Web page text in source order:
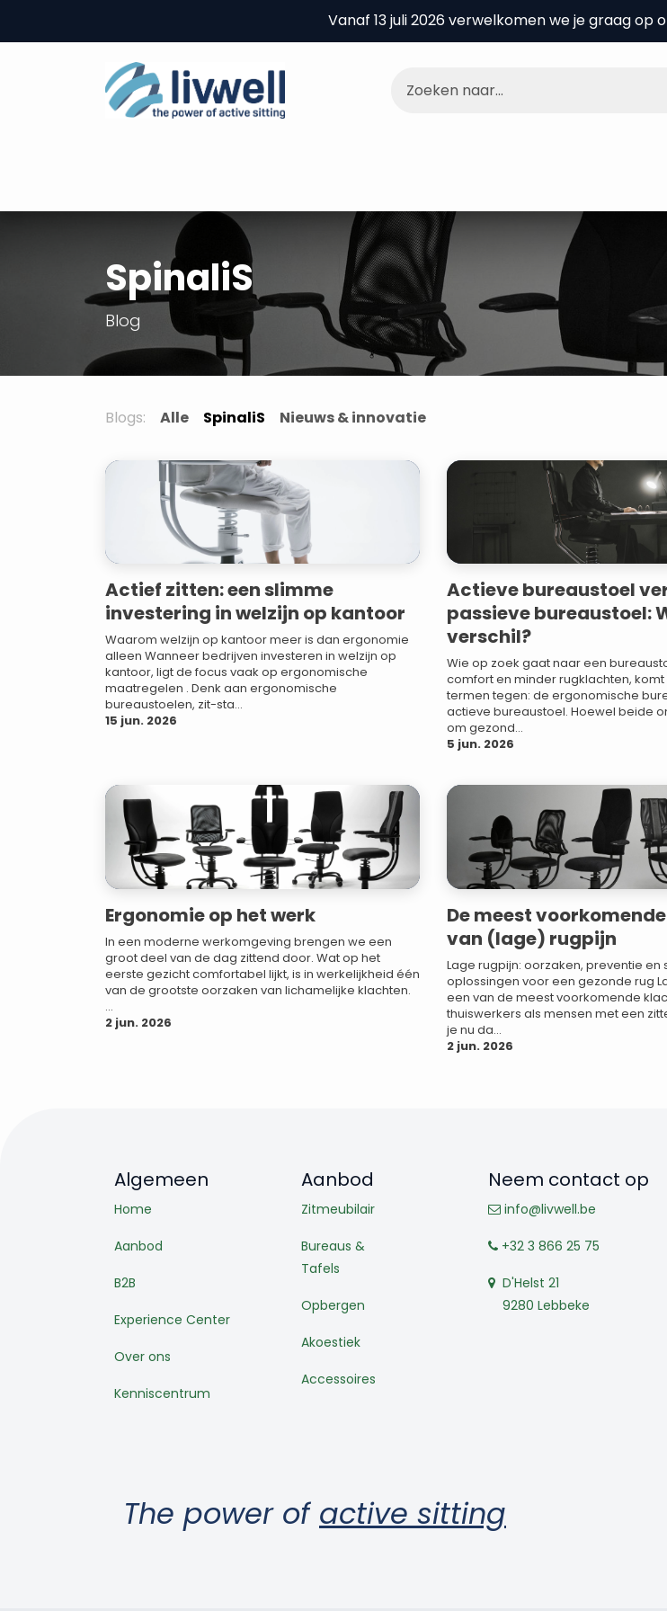
Vanaf 13 juli 2026 verwelkomen we je graag op
SpinaliS
Blog
Blogs: Alle SpinaliS Nieuws & innovatie
Actief zitten: een slimme
investering in welzijn op kantoor
Waarom welzijn op kantoor meer is dan ergonomie
alleen Wanneer bedrijven investeren in welzijn op
kantoor, ligt de focus vaak op ergonomische
maatregelen . Denk aan ergonomische
bureaustoelen, zit-sta...
15 jun. 2026
Actieve bureaustoel
passieve bureaustoel:
verschil?
Wie op zoek gaat naar een
comfort en minder rugklachten,
termen tegen: de ergonomische
actieve bureaustoel. Hoewel beide
om gezond...
5 jun. 2026
Ergonomie op het werk
In een moderne werkomgeving brengen we een
groot deel van de dag zittend door. Wat op het
eerste gezicht comfortabel lijkt, is in werkelijkheid één
van de grootste oorzaken van lichamelijke klachten.
...
2 jun. 2026
De meest
van (lage) rugpijn
Lage rugpijn: oorzaken, preventie en
oplossingen voor een gezonde rug
een van de meest voorkomende
thuiswerkers als mensen met een
je nu da...
2 jun. 2026
Algemeen
Home
Aanbod
B2B
Experience Center
Over ons
Kenniscentrum
Aanbod
Zitmeubilair
Bureaus &
Tafels
Opbergen
Akoestiek
Accessoires
Neem contact op
info@livwell.be
+32 3 866 25 75
D'Helst 21
9280 Lebbeke
The power of active sitting